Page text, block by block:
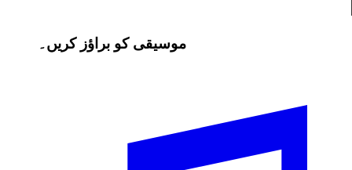
موسیقی کو براؤز کریں۔